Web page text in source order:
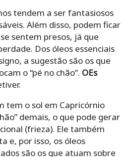
tendem a ser fantasiosos
Além disso, podem ficar
sentem presos, já que
Dos óleos essenciais
a sugestão são os que
o “pé no chão”. OEs
tem o sol em Capricórnio
demais, o que pode gerar
(frieza). Ele também
e, por isso, os óleos
são os que atuam sobre